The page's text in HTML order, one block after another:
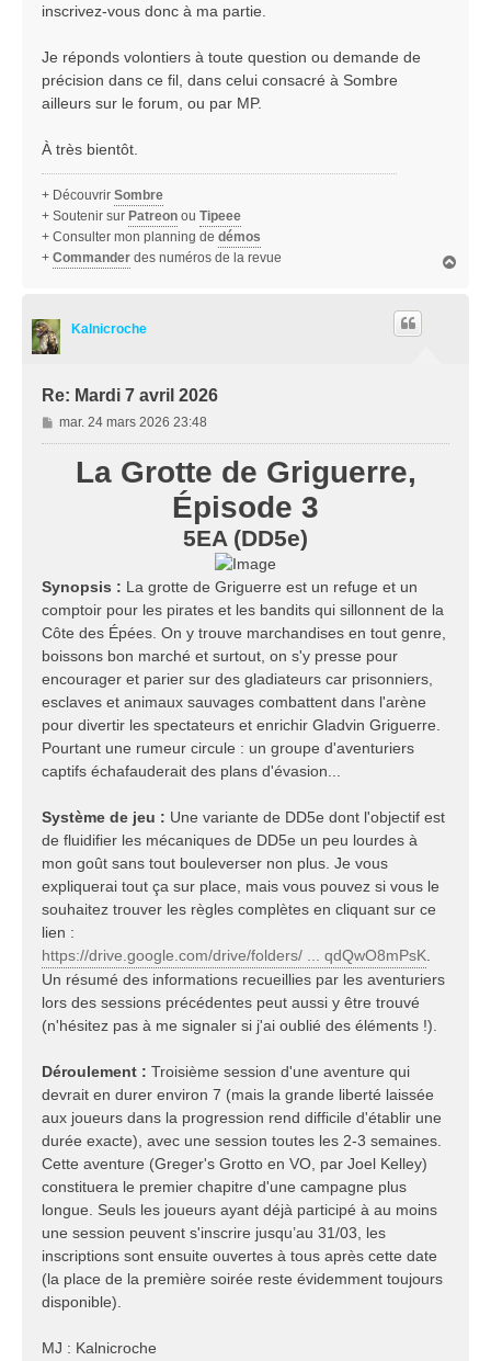
inscrivez-vous donc à ma partie.
Je réponds volontiers à toute question ou demande de
précision dans ce fil, dans celui consacré à Sombre
ailleurs sur le forum, ou par MP.
À très bientôt.
+ Découvrir Sombre
+ Soutenir sur Patreon ou Tipeee
+ Consulter mon planning de démos
+ Commander des numéros de la revue
Kalnicroche
Re: Mardi 7 avril 2026
M
e
mar. 24 mars 2026 23:48
La Grotte de Griguerre,
Épisode 3
5EA (DD5e)
Synopsis : La grotte de Griguerre est un refuge et un
comptoir pour les pirates et les bandits qui sillonnent de la
Côte des Épées. On y trouve marchandises en tout genre,
boissons bon marché et surtout, on s'y presse pour
encourager et parier sur des gladiateurs car prisonniers,
esclaves et animaux sauvages combattent dans l'arène
pour divertir les spectateurs et enrichir Gladvin Griguerre.
Pourtant une rumeur circule : un groupe d'aventuriers
captifs échafauderait des plans d'évasion...
Système de jeu : Une variante de DD5e dont l'objectif est
de fluidifier les mécaniques de DD5e un peu lourdes à
mon goût sans tout bouleverser non plus. Je vous
expliquerai tout ça sur place, mais vous pouvez si vous le
souhaitez trouver les règles complètes en cliquant sur ce
lien :
https://drive.google.com/drive/folders/ ... qdQwO8mPsK.
Un résumé des informations recueillies par les aventuriers
lors des sessions précédentes peut aussi y être trouvé
(n'hésitez pas à me signaler si j'ai oublié des éléments !).
Déroulement : Troisième session d'une aventure qui
devrait en durer environ 7 (mais la grande liberté laissée
aux joueurs dans la progression rend difficile d'établir une
durée exacte), avec une session toutes les 2-3 semaines.
Cette aventure (Greger's Grotto en VO, par Joel Kelley)
constituera le premier chapitre d'une campagne plus
longue. Seuls les joueurs ayant déjà participé à au moins
une session peuvent s'inscrire jusqu’au 31/03, les
inscriptions sont ensuite ouvertes à tous après cette date
(la place de la première soirée reste évidemment toujours
disponible).
MJ : Kalnicroche